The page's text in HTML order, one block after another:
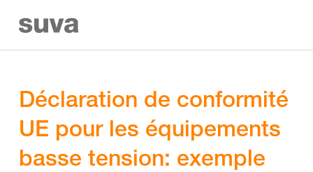
Déclaration de conformité
UE pour les équipements
basse tension: exemple